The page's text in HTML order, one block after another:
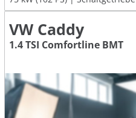
VW Caddy
1.4 TSI Comfortline BMT